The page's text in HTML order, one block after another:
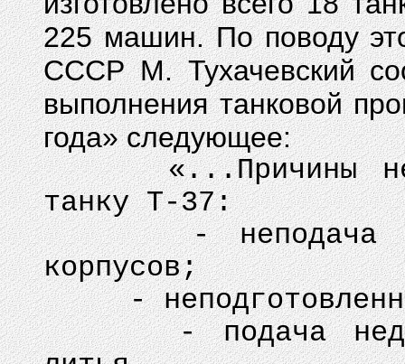
225 машин. По поводу
СССР М. Тухачевский
выполнения танковой
года» следующее:
«...Причины
танку Т-37:
- неподача
корпусов;
-
- подача